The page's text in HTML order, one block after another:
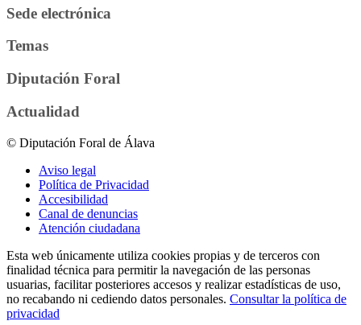
Sede electrónica
Temas
Diputación Foral
Actualidad
© Diputación Foral de Álava
Aviso legal
Política de Privacidad
Accesibilidad
Canal de denuncias
Atención ciudadana
Esta web únicamente utiliza cookies propias y de terceros con
finalidad técnica para permitir la navegación de las personas
usuarias, facilitar posteriores accesos y realizar estadísticas de uso,
no recabando ni cediendo datos personales. Consultar la política de
privacidad